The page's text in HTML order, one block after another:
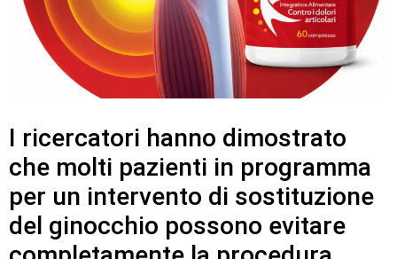
I ricercatori hanno dimostrato
che molti pazienti in programma
per un intervento di sostituzione
del ginocchio possono evitare